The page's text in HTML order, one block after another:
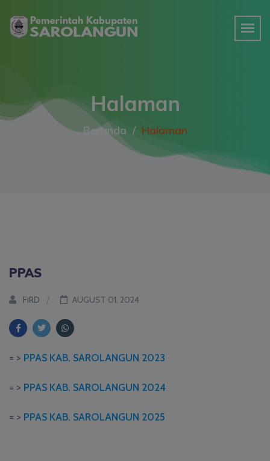
Halaman
Beranda Halaman
PPAS
FIRD AUGUST 01, 2024
= > PPAS KAB. SAROLANGUN 2023
= > PPAS KAB. SAROLANGUN 2024
= > PPAS KAB. SAROLANGUN 2025